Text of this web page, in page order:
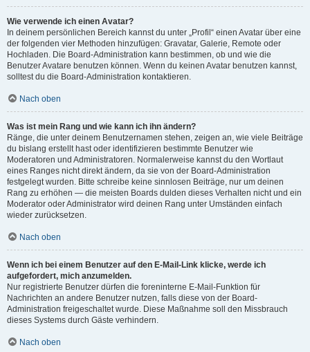
Wie verwende ich einen Avatar?
In deinem persönlichen Bereich kannst du unter „Profil“ einen Avatar über eine
der folgenden vier Methoden hinzufügen: Gravatar, Galerie, Remote oder
Hochladen. Die Board-Administration kann bestimmen, ob und wie die
Benutzer Avatare benutzen können. Wenn du keinen Avatar benutzen kannst,
solltest du die Board-Administration kontaktieren.
Nach oben
Was ist mein Rang und wie kann ich ihn ändern?
Ränge, die unter deinem Benutzernamen stehen, zeigen an, wie viele Beiträge
du bislang erstellt hast oder identifizieren bestimmte Benutzer wie
Moderatoren und Administratoren. Normalerweise kannst du den Wortlaut
eines Ranges nicht direkt ändern, da sie von der Board-Administration
festgelegt wurden. Bitte schreibe keine sinnlosen Beiträge, nur um deinen
Rang zu erhöhen — die meisten Boards dulden dieses Verhalten nicht und ein
Moderator oder Administrator wird deinen Rang unter Umständen einfach
wieder zurücksetzen.
Nach oben
Wenn ich bei einem Benutzer auf den E-Mail-Link klicke, werde ich
aufgefordert, mich anzumelden.
Nur registrierte Benutzer dürfen die foreninterne E-Mail-Funktion für
Nachrichten an andere Benutzer nutzen, falls diese von der Board-
Administration freigeschaltet wurde. Diese Maßnahme soll den Missbrauch
dieses Systems durch Gäste verhindern.
Nach oben